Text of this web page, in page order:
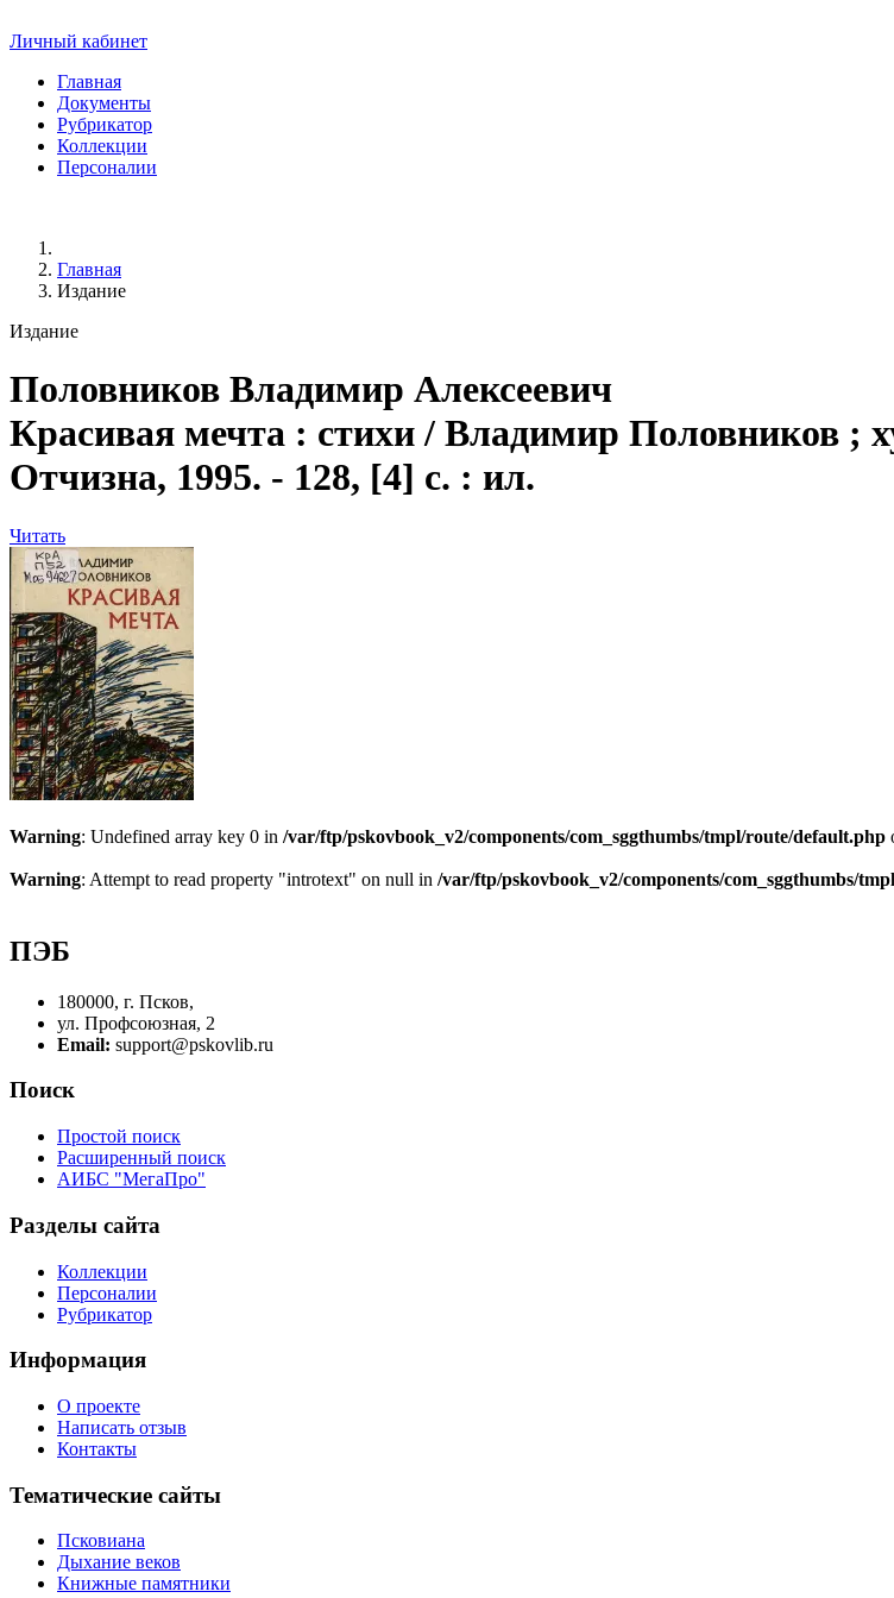
Личный кабинет
Главная
Документы
Рубрикатор
Коллекции
Персоналии
Главная
Издание
Издание
Половников Владимир Алексеевич
Красивая мечта : стихи / Владимир Половников ;
Отчизна, 1995. - 128, [4] с. : ил.
Читать
Warning: Undefined array key 0 in /var/ftp/pskovbook_v2/components/com_sggthumbs/tmpl/route/default.php
Warning: Attempt to read property "introtext" on null in /var/ftp/pskovbook_v2/components/com_sggthumbs/
ПЭБ
180000, г. Псков,
ул. Профсоюзная, 2
Email: support@pskovlib.ru
Поиск
Простой поиск
Расширенный поиск
АИБС "МегаПро"
Разделы сайта
Коллекции
Персоналии
Рубрикатор
Информация
О проекте
Написать отзыв
Контакты
Тематические сайты
Псковиана
Дыхание веков
Книжные памятники